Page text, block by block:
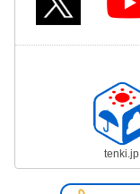
tenki.jp